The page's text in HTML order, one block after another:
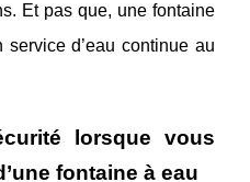
Et pas que, une fontaine
service d’eau continue au
lorsque vous
fontaine à eau